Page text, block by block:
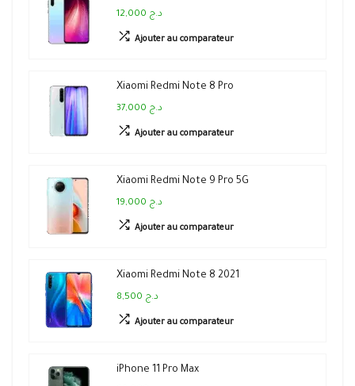
12,000 د.ج
Ajouter au comparateur
Xiaomi Redmi Note 8 Pro
37,000 د.ج
Ajouter au comparateur
Xiaomi Redmi Note 9 Pro 5G
19,000 د.ج
Ajouter au comparateur
Xiaomi Redmi Note 8 2021
8,500 د.ج
Ajouter au comparateur
iPhone 11 Pro Max